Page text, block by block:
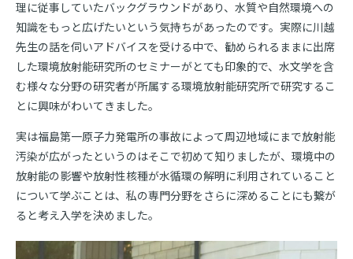
理に従事していたバックグラウンドがあり、水質や自然環境への
知識をもっと広げたいという気持ちがあったのです。実際に川越
先生の話を伺いアドバイスを受ける中で、勧められるままに出席
した環境放射能研究所のセミナーがとても印象的で、水文学を含
む様々な分野の研究者が所属する環境放射能研究所で研究するこ
とに興味がわいてきました。
実は福島第一原子力発電所の事故によって周辺地域にまで放射能
汚染が広がったというのはそこで初めて知りましたが、環境中の
放射能の影響や放射性核種が水循環の解明に利用されていること
について学ぶことは、私の専門分野をさらに深めることにも繋が
ると考え入学を決めました。